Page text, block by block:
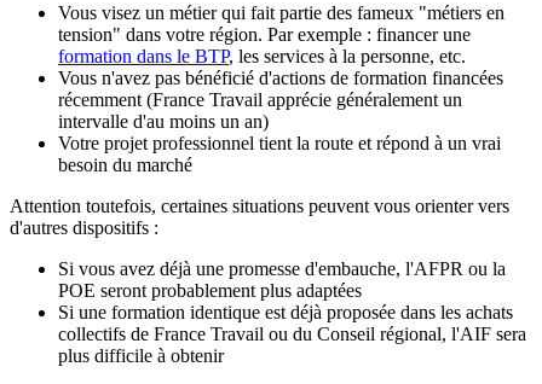
Vous visez un métier qui fait partie des fameux "métiers en
tension" dans votre région. Par exemple : financer une
formation dans le BTP, les services à la personne, etc.
Vous n'avez pas bénéficié d'actions de formation financées
récemment (France Travail apprécie généralement un
intervalle d'au moins un an)
Votre projet professionnel tient la route et répond à un vrai
besoin du marché
Attention toutefois, certaines situations peuvent vous orienter vers
d'autres dispositifs :
Si vous avez déjà une promesse d'embauche, l'AFPR ou la
POE seront probablement plus adaptées
Si une formation identique est déjà proposée dans les achats
collectifs de France Travail ou du Conseil régional, l'AIF sera
plus difficile à obtenir